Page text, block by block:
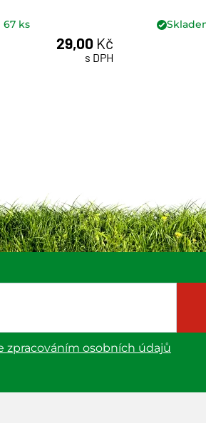
67 ks
29,00 Kč
s DPH
zpracováním osobních údajů